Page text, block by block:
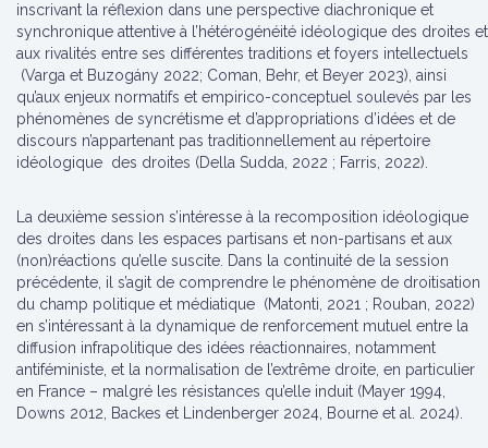
inscrivant la réflexion dans une perspective diachronique et
synchronique attentive à l’hétérogénéité idéologique des droites et
aux rivalités entre ses différentes traditions et foyers intellectuels
(Varga et Buzogány 2022; Coman, Behr, et Beyer 2023), ainsi
qu’aux enjeux normatifs et empirico-conceptuel soulevés par les
phénomènes de syncrétisme et d’appropriations d’idées et de
discours n’appartenant pas traditionnellement au répertoire
idéologique des droites (Della Sudda, 2022 ; Farris, 2022).
La deuxième session s’intéresse à la recomposition idéologique
des droites dans les espaces partisans et non-partisans et aux
(non)réactions qu’elle suscite. Dans la continuité de la session
précédente, il s’agit de comprendre le phénomène de droitisation
du champ politique et médiatique (Matonti, 2021 ; Rouban, 2022)
en s’intéressant à la dynamique de renforcement mutuel entre la
diffusion infrapolitique des idées réactionnaires, notamment
antiféministe, et la normalisation de l’extrême droite, en particulier
en France – malgré les résistances qu’elle induit (Mayer 1994,
Downs 2012, Backes et Lindenberger 2024, Bourne et al. 2024).